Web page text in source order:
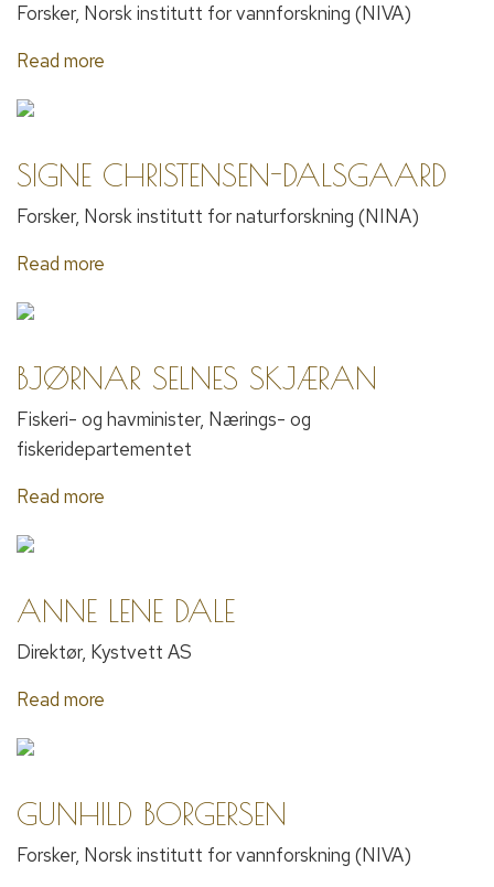
Forsker, Norsk institutt for vannforskning (NIVA)
Read more
SIGNE CHRISTENSEN-DALSGAARD
Forsker, Norsk institutt for naturforskning (NINA)
Read more
BJØRNAR SELNES SKJÆRAN
Fiskeri- og havminister, Nærings- og
fiskeridepartementet
Read more
ANNE LENE DALE
Direktør, Kystvett AS
Read more
GUNHILD BORGERSEN
Forsker, Norsk institutt for vannforskning (NIVA)